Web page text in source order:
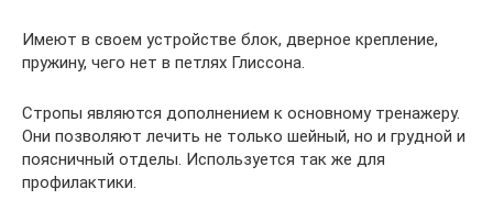
Имеют в своем устройстве блок, дверное крепление,
пружину, чего нет в петлях Глиссона.
Стропы являются дополнением к основному тренажеру.
Они позволяют лечить не только шейный, но и грудной и
поясничный отделы. Используется так же для
профилактики.